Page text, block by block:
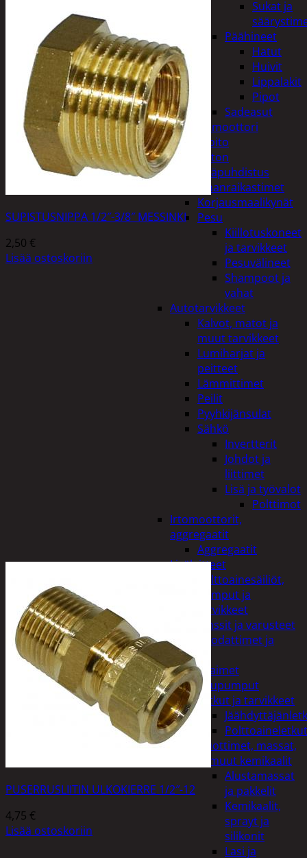
Sukat ja
Päähineet
Hatut
Huivit
Lippalakit
Pipot
Sadeasut
Auto, vene ja moottori
Autonhoito
Auton
sisäpuhdistus
Ilmanraikastimet
Korjausmaalikynät
Pesu
Kiillotuskoneet
ja tarvikkeet
Pesuvälineet
Shampoot ja
vahat
Autotarvikkeet
Kalvot, matot ja
muut tarvikkeet
Lumiharjat ja
peitteet
Lämmittimet
Peilit
Pyyhkijänsulat
Sähkö
Invertterit
Johdot ja
liittimet
Lisä ja työvalot
Polttimot
Irtomoottorit,
aggregaatit
Aggregaatit
Lisälaitteet
Polttoainesäiliöt,
pumput ja
tarvikkeet
Vinssit ja varusteet
Öljyt, suodattimet ja
nesteet
Avaimet
Imupumput
Letkut ja tarvikkeet
Polttoaineletkut
Liuottimet, massat,
ja muut kemikaalit
Alustamassat
ja pakkelit
Kemikaalit,
sprayt ja
silikonit
Lasi ja
SUPISTUSNIPPA 1/2″-3/8″ MESSINKI
2,50 €
Lisää ostoskoriin
PUSERRUSLIITIN ULKOKIERRE 1/2″-12
4,75 €
Lisää ostoskoriin